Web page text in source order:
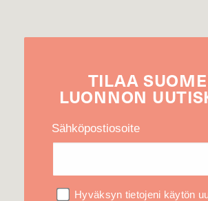
TILAA
LUONNON
Sähköpostiosoite
Hyväksyn tietojeni käytön